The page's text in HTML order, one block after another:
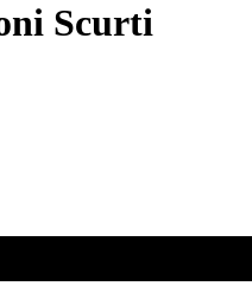
Scurti